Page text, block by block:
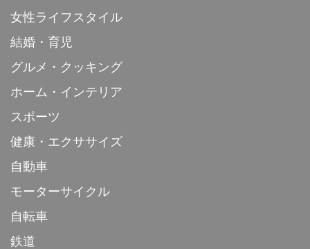
女性ライフスタイル
結婚・育児
グルメ・クッキング
ホーム・インテリア
スポーツ
健康・エクササイズ
自動車
モーターサイクル
自転車
鉄道